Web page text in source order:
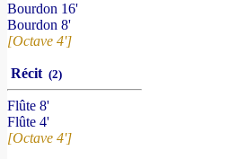
Bourdon 16'
Bourdon 8'
[Octave 4']
Récit (2)
Flûte 8'
Flûte 4'
[Octave 4']